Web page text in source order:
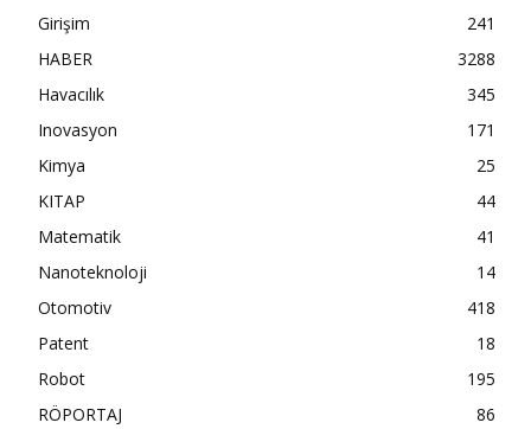
Girişim
241
HABER
3288
Havacılık
345
Inovasyon
171
Kimya
25
KITAP
44
Matematik
41
Nanoteknoloji
14
Otomotiv
418
Patent
18
Robot
195
RÖPORTAJ
86